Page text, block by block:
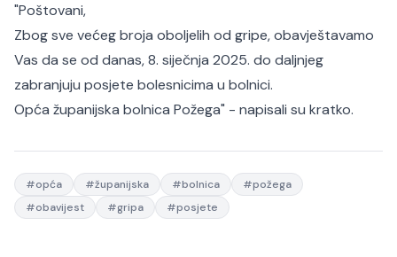
"Poštovani,
Zbog sve većeg broja oboljelih od gripe, obavještavamo
Vas da se od danas, 8. siječnja 2025. do daljnjeg
zabranjuju posjete bolesnicima u bolnici.
Opća županijska bolnica Požega" - napisali su kratko.
#opća #županijska #bolnica #požega
#obavijest #gripa #posjete